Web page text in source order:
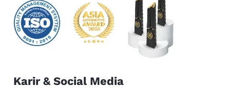
Karir & Social Media